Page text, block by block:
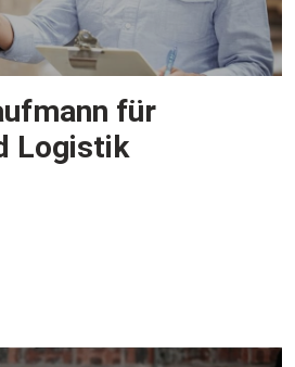
für
Logistik